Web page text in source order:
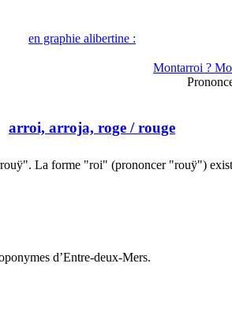
en graphie alibertine :
Montarroi ?
arroi, arroja, roge / rouge
La forme "roi" (prononcer "rouÿ")
d’Entre-deux-Mers.